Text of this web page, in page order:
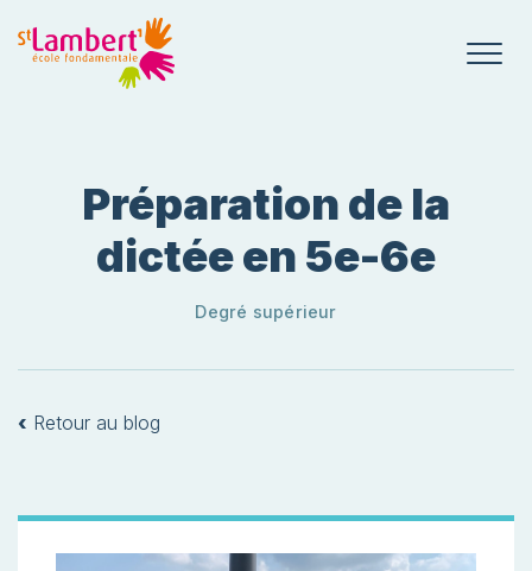
Préparation de la
dictée en 5e-6e
Degré supérieur
‹ Retour au blog